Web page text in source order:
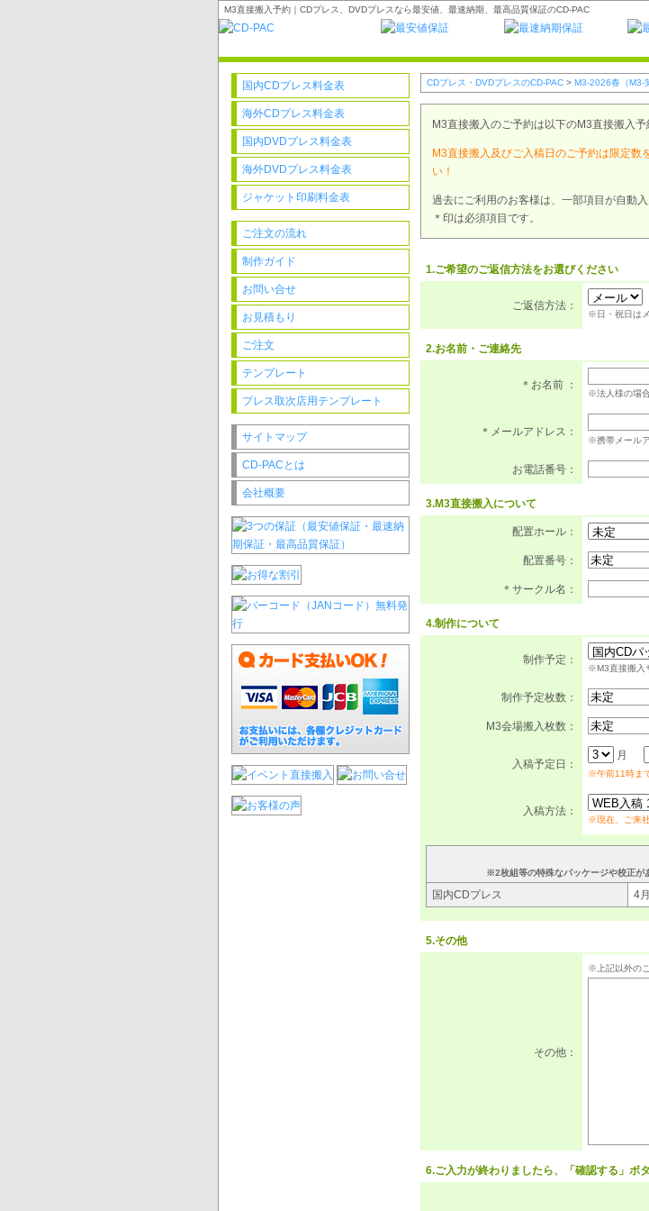
M3直接搬入予約｜CDプレス、DVDプレスなら最安値、最速納期、最高品質保証のCD-PAC
CDプレス・DVDプレスのCD-PAC > M3-2026春（M3-
M3直接搬入のご予約は以下のM3直接搬入予
M3直接搬入及びご入稿日のご予約は限定数
い！
過去にご利用のお客様は、一部項目が自動
＊印は必須項目です。
1.ご希望のご返信方法をお選びください
ご返信方法：
※日・祝日は
2.お名前・ご連絡先
＊お名前 ：
※法人様の場
＊メールアドレス：
※携帯メール
お電話番号：
3.M3直接搬入について
配置ホール：
配置番号：
＊サークル名：
4.制作について
制作予定：
※M3直接搬入
制作予定枚数：
M3会場搬入枚数：
入稿予定日：
月
※午前11時ま
入稿方法：
※現在、ご来
※2枚組等の特殊なパッケージや校正が
国内CDプレス 4
5.その他
その他：
※上記以外の
6.ご入力が終わりましたら、「確認する」ボ
国内CDプレス料金表
海外CDプレス料金表
国内DVDプレス料金表
海外DVDプレス料金表
ジャケット印刷料金表
ご注文の流れ
制作ガイド
お問い合せ
お見積もり
ご注文
テンプレート
プレス取次店用テンプレート
サイトマップ
CD-PACとは
会社概要